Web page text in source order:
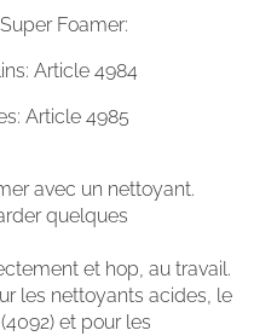
Foamer:
Article 4984
Article 4985
avec un nettoyant.
quelques
et hop, au travail.
les nettoyants acides, le
et pour les